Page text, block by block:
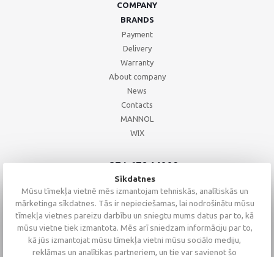
COMPANY
BRANDS
Payment
Delivery
Warranty
About company
News
Contacts
MANNOL
WIX
+371 67244008
+371 67271055
+371 26002793
Sīkdatnes
Mūsu tīmekļa vietnē mēs izmantojam tehniskās, analītiskās un
mārketinga sīkdatnes. Tās ir nepieciešamas, lai nodrošinātu mūsu
tīmekļa vietnes pareizu darbību un sniegtu mums datus par to, kā
mūsu vietne tiek izmantota. Mēs arī sniedzam informāciju par to,
kā jūs izmantojat mūsu tīmekļa vietni mūsu sociālo mediju,
reklāmas un analītikas partneriem, un tie var savienot šo